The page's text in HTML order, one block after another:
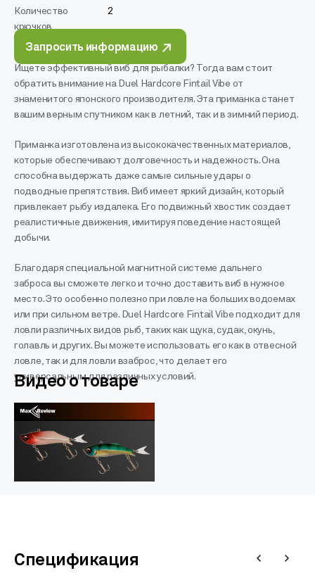
Количество
крючков
2
Запросить информацию
Ищете эффективный виб для рыбалки? Тогда вам стоит
обратить внимание на Duel Hardcore Fintail Vibe от
знаменитого японского производителя. Эта приманка станет
вашим верным спутником как в летний, так и в зимний период.
Приманка изготовлена из высококачественных материалов,
которые обеспечивают долговечность и надежность. Она
способна выдержать даже самые сильные удары о
подводные препятствия. Виб имеет яркий дизайн, который
привлекает рыбу издалека. Его подвижный хвостик создает
реалистичные движения, имитируя поведение настоящей
добычи.
Благодаря специальной магнитной системе дальнего
заброса вы сможете легко и точно доставить виб в нужное
место. Это особенно полезно при ловле на больших водоемах
или при сильном ветре. Duel Hardcore Fintail Vibe подходит для
ловли различных видов рыб, таких как щука, судак, окунь,
голавль и других. Вы можете использовать его как в отвесной
ловле, так и для ловли взаброс, что делает его
универсальным для различных условий.
Видео о товаре
Спецификация